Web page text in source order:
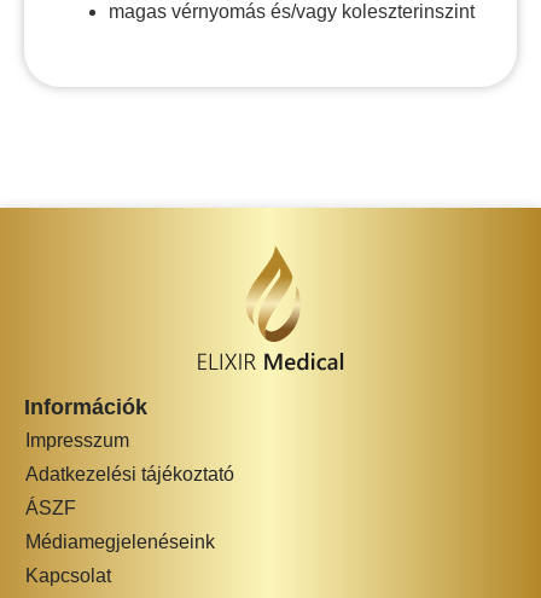
magas vérnyomás és/vagy koleszterinszint
Információk
Impresszum
Adatkezelési tájékoztató
ÁSZF
Médiamegjelenéseink
Kapcsolat